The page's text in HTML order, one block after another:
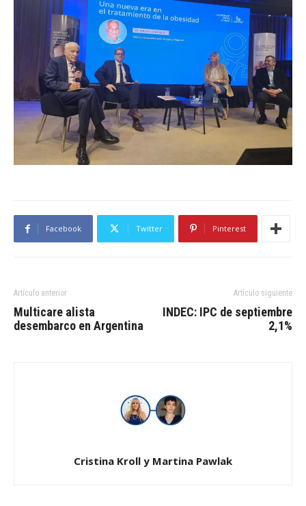
Facebook Twitter Pinterest
Artículo anterior
Multicare alista
desembarco en Argentina
Artículo siguiente
INDEC: IPC de septiembre
2,1%
Cristina Kroll y Martina Pawlak